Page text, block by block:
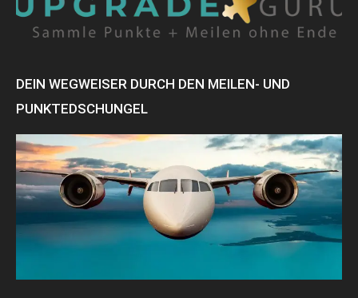
DEIN WEGWEISER DURCH DEN MEILEN- UND
PUNKTEDSCHUNGEL